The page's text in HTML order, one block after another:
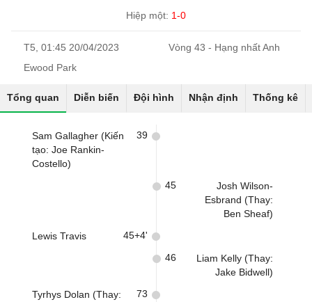
Hiệp một: 1-0
T5, 01:45 20/04/2023
Vòng 43 - Hạng nhất Anh
Ewood Park
Tổng quan Diễn biến Đội hình Nhận định Thống kê
Sam Gallagher (Kiến
tạo: Joe Rankin-
Costello)
39
Josh Wilson-
Esbrand (Thay:
Ben Sheaf)
45
Lewis Travis 45+4'
Liam Kelly (Thay:
Jake Bidwell)
46
Tyrhys Dolan (Thay:
73